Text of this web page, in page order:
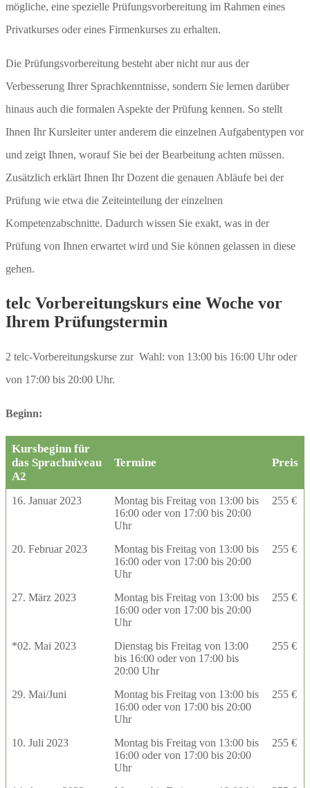
mögliche, eine spezielle Prüfungsvorbereitung im Rahmen eines
Privatkurses oder eines Firmenkurses zu erhalten.
Die Prüfungsvorbereitung besteht aber nicht nur aus der
Verbesserung Ihrer Sprachkenntnisse, sondern Sie lernen darüber
hinaus auch die formalen Aspekte der Prüfung kennen. So stellt
Ihnen Ihr Kursleiter unter anderem die einzelnen Aufgabentypen vor
und zeigt Ihnen, worauf Sie bei der Bearbeitung achten müssen.
Zusätzlich erklärt Ihnen Ihr Dozent die genauen Abläufe bei der
Prüfung wie etwa die Zeiteinteilung der einzelnen
Kompetenzabschnitte. Dadurch wissen Sie exakt, was in der
Prüfung von Ihnen erwartet wird und Sie können gelassen in diese
gehen.
telc Vorbereitungskurs eine Woche vor
Ihrem Prüfungstermin
2 telc-Vorbereitungskurse zur Wahl: von 13:00 bis 16:00 Uhr oder
von 17:00 bis 20:00 Uhr.
Beginn:
Kursbeginn für
das Sprachniveau
A2
Termine Preis
16. Januar 2023
Montag bis Freitag von 13:00 bis
16:00 oder von 17:00 bis 20:00
Uhr
255 €
20. Februar 2023
Montag bis Freitag von 13:00 bis
16:00 oder von 17:00 bis 20:00
Uhr
255 €
27. März 2023
Montag bis Freitag von 13:00 bis
16:00 oder von 17:00 bis 20:00
Uhr
255 €
*02. Mai 2023
Dienstag bis Freitag von 13:00
bis 16:00 oder von 17:00 bis
20:00 Uhr
255 €
29. Mai/Juni
Montag bis Freitag von 13:00 bis
16:00 oder von 17:00 bis 20:00
Uhr
255 €
10. Juli 2023
Montag bis Freitag von 13:00 bis
16:00 oder von 17:00 bis 20:00
Uhr
255 €